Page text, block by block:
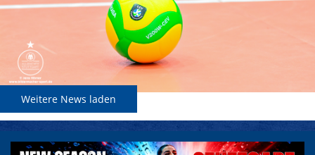
Weitere News laden